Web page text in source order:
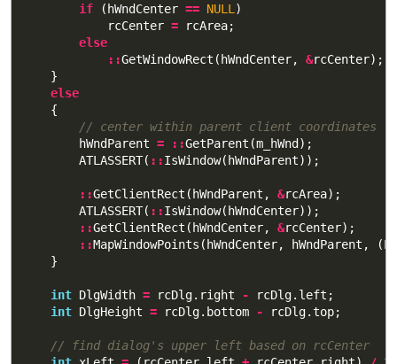
if
( hWndCenter == NULL )
rcCenter = rcArea;
else
::GetWindowRect ( hWndCenter, &rcCenter);
}
else
{
// center within parent client coordinates
hWndParent = ::GetParent (m_hWnd );
ATLASSERT( ::IsWindow( hWndParent));
::GetClientRect ( hWndParent , &rcArea);
ATLASSERT( ::IsWindow( hWndCenter));
::GetClientRect ( hWndCenter, &rcCenter);
::MapWindowPoints ( hWndCenter, hWndParent , (
}
int DlgWidth = rcDlg. right - rcDlg. left ;
int DlgHeight = rcDlg. bottom - rcDlg.top;
// find dialog's upper left based on rcCenter